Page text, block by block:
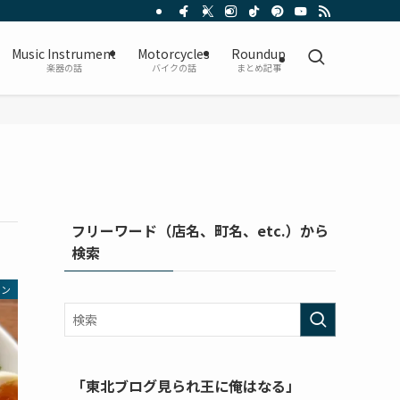
Music Instrument
楽器の話
Motorcycles
バイクの話
Roundup
まとめ記事
フリーワード（店名、町名、etc.）から
検索
「東北ブログ見られ王に俺はなる」